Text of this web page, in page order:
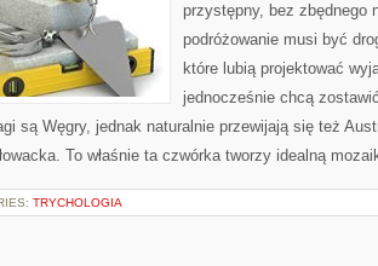
przystępny, bez zbędnego
podróżowanie musi być
które lubią projektować
jednocześnie chcą
są Węgry, jednak naturalnie przewijają się też
To właśnie ta czwórka tworzy idealną
TRYCHOLOGIA